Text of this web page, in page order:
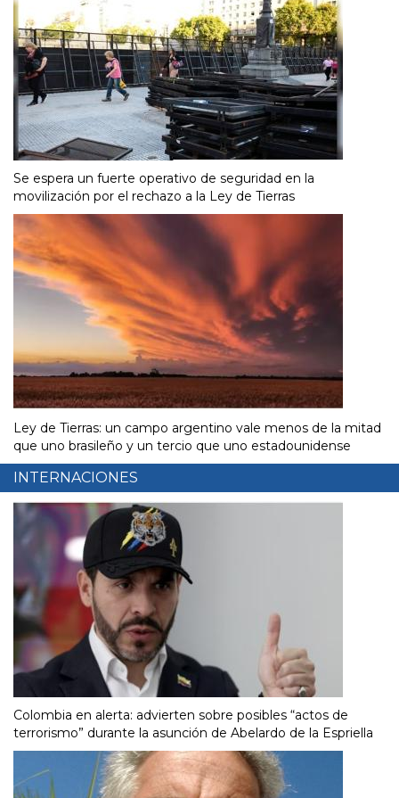
Se espera un fuerte operativo de seguridad en la
movilización por el rechazo a la Ley de Tierras
Ley de Tierras: un campo argentino vale menos de la mitad
que uno brasileño y un tercio que uno estadounidense
INTERNACIONES
Colombia en alerta: advierten sobre posibles “actos de
terrorismo” durante la asunción de Abelardo de la Espriella